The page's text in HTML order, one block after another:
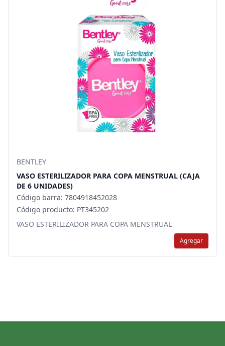
BENTLEY
VASO ESTERILIZADOR PARA COPA MENSTRUAL (CAJA
DE 6 UNIDADES)
Código barra: 7804918452028
Código producto: PT345202
VASO ESTERILIZADOR PARA COPA MENSTRUAL
Agregar